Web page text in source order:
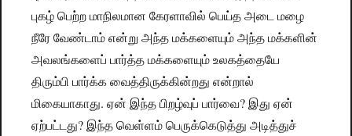
புகழ் பெற்ற மாநிலமான கேரளாவில் பெய்த அடை மழை
நீரே வேண்டாம் என்று அந்த மக்களையும் அந்த மக்களின்
அவலங்களைப் பார்த்த மக்களையும் உலகத்தையே
திரும்பி பார்க்க வைத்திருக்கின்றது என்றால்
மிகையாகாது. ஏன் இந்த பிறழ்வுப் பார்வை? இது ஏன்
ஏற்பட்டது? இந்த வெள்ளம் பெருக்கெடுத்து அடித்துச்